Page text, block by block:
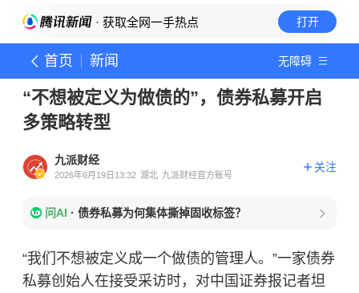
· 获取全网一手热点 打开
首页 新闻 无障碍
“不想被定义为做债的”，债券私募开启
多策略转型
九派财经
2026年6月19日13:32 湖北 九派财经官方账号
关注
问AI · 债券私募为何集体撕掉固收标签？
“我们不想被定义成一个做债的管理人。”一家债券
私募创始人在接受采访时，对中国证券报记者坦